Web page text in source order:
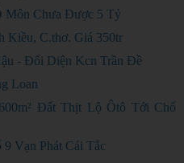
Môn Chưa Được 5 Tỷ
Kiều, C.thơ. Giá 350tr
- Đối Diện Kcn Trần Đề
Loan
Đất Thịt Lộ Ôtô Tới Chổ
Vạn Phát Cái Tắc